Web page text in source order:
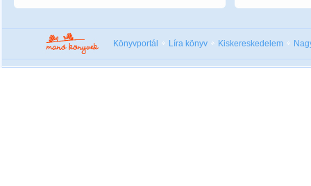
Könyvportál Líra könyv Kiskereskedelem